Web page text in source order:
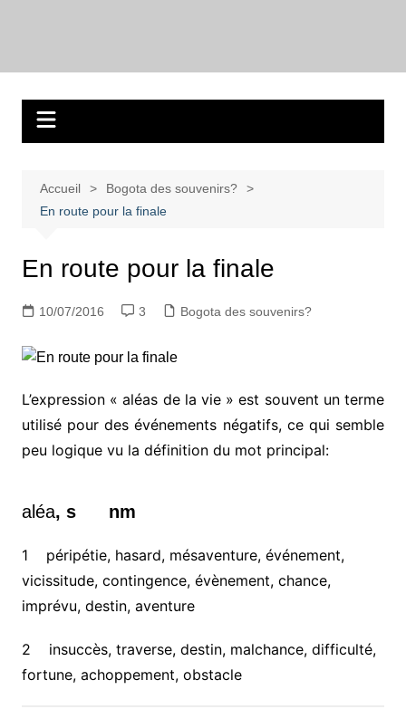
Accueil
Bogota des souvenirs?
En route pour la finale
En route pour la finale
10/07/2016 3 Bogota des souvenirs?
L’expression « aléas de la vie » est souvent un terme
utilisé pour des événements négatifs, ce qui semble
peu logique vu la définition du mot principal:
aléa, s nm
1
péripétie, hasard, mésaventure, événement,
vicissitude, contingence, évènement, chance,
imprévu, destin, aventure
2
insuccès, traverse, destin, malchance, difficulté,
fortune, achoppement, obstacle